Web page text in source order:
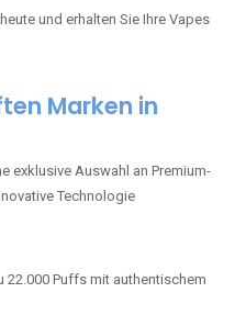
und erhalten Sie Ihre Vapes
Marken in
exklusive Auswahl an Premium-
Technologie
22.000 Puffs mit authentischem